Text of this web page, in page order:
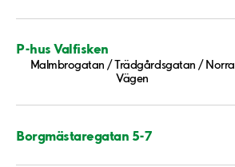
P-hus Valfisken
Malmbrogatan / Trädgårdsgatan / Norra
Vägen
Borgmästaregatan 5-7